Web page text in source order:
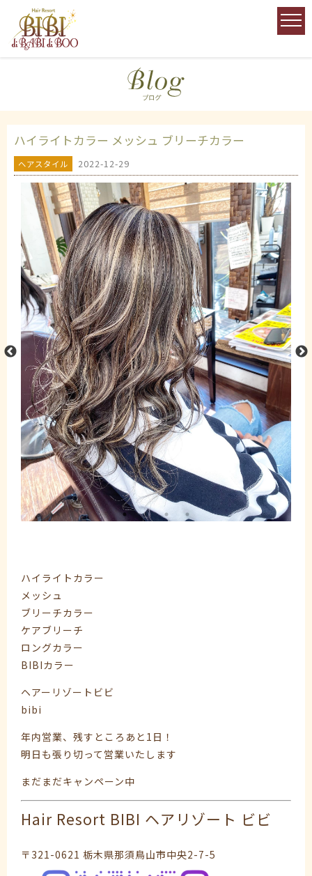
ハイライトカラー メッシュ ブリーチカラー
ヘアスタイル 2022-12-29
ハイライトカラー
メッシュ
ブリーチカラー
ケアブリーチ
ロングカラー
BIBIカラー
ヘアーリゾートビビ
bibi
年内営業、残すところあと1日！
明日も張り切って営業いたします︎︎︎︎︎
まだまだキャンペーン中
Hair Resort BIBI ヘアリゾート ビビ
〒321-0621 栃木県那須鳥山市中央2-7-5